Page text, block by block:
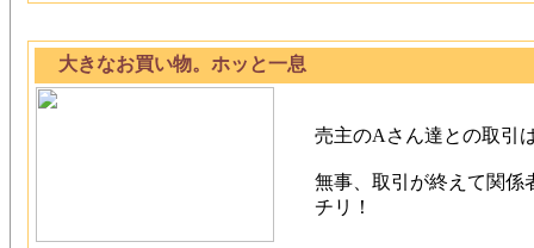
大きなお買い物。ホッと一息
売主のAさん達との取引
無事、取引が終えて関係
チリ！